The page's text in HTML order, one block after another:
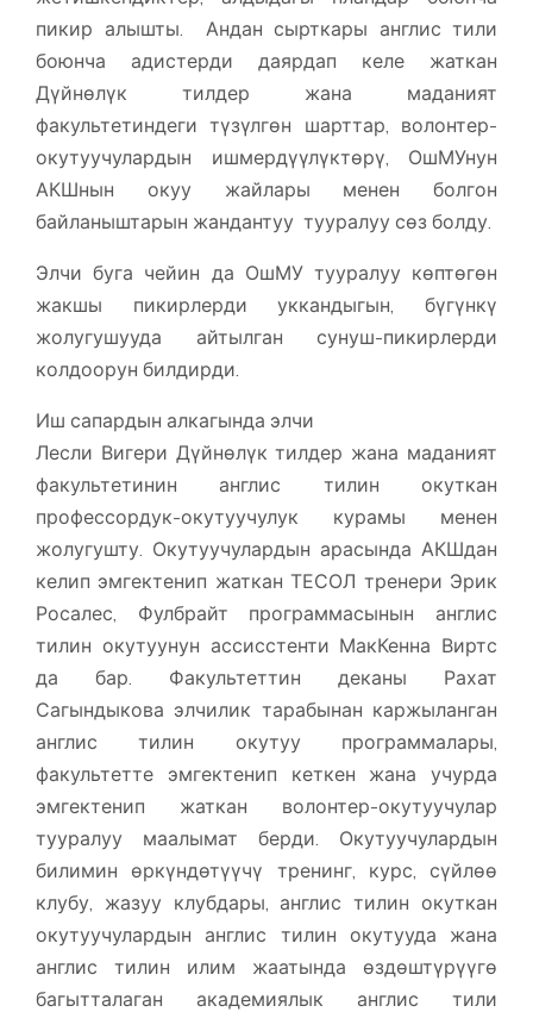
пикир алышты. Андан сырткары англис тили
боюнча адистерди даярдап келе жаткан
Дүйнөлүк тилдер жана маданият
факультетиндеги түзүлгөн шарттар, волонтер-
окутуучулардын ишмердүүлүктөрү, ОшМУнун
АКШнын окуу жайлары менен болгон
байланыштарын жандантуу тууралуу сөз болду.
Элчи буга чейин да ОшМУ тууралуу көптөгөн
жакшы пикирлерди уккандыгын, бүгүнкү
жолугушууда айтылган сунуш-пикирлерди
колдоорун билдирди.
Иш сапардын алкагында элчи
Лесли Вигери Дүйнөлүк тилдер жана маданият
факультетинин англис тилин окуткан
профессордук-окутуучулук курамы менен
жолугушту. Окутуучулардын арасында АКШдан
келип эмгектенип жаткан ТЕСОЛ тренери Эрик
Росалес, Фулбрайт программасынын англис
тилин окутуунун ассисстенти МакКенна Виртс
да бар. Факультеттин деканы Рахат
Сагындыкова элчилик тарабынан каржыланган
англис тилин окутуу программалары,
факультетте эмгектенип кеткен жана учурда
эмгектенип жаткан волонтер-окутуучулар
тууралуу маалымат берди. Окутуучулардын
билимин өркүндөтүүчү тренинг, курс, сүйлөө
клубу, жазуу клубдары, англис тилин окуткан
окутуучулардын англис тилин окутууда жана
англис тилин илим жаатында өздөштүрүүгө
багытталаган академиялык англис тили